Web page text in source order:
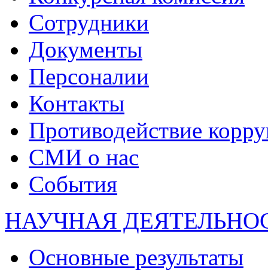
Сотрудники
Документы
Персоналии
Контакты
Противодействие
СМИ о нас
События
НАУЧНАЯ
Основные результаты